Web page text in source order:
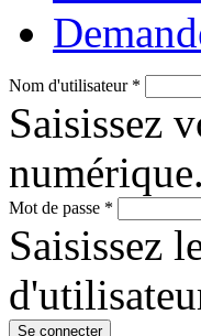
Nom d'utilisateur *
Saisissez
numérique.
Mot de passe *
Saisissez